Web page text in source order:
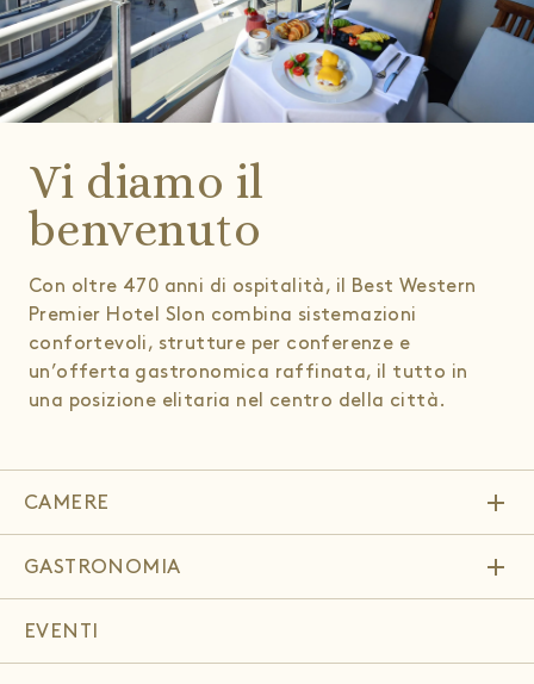
Vi diamo il
benvenuto
Con oltre 470 anni di ospitalità, il Best Western
Premier Hotel Slon combina sistemazioni
confortevoli, strutture per conferenze e
un’offerta gastronomica raffinata, il tutto in
una posizione elitaria nel centro della città.
CAMERE add
GASTRONOMIA add
EVENTI